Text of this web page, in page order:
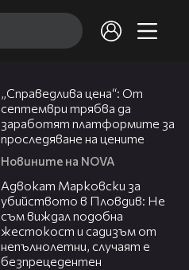
„Справедлива цена“: От
септември трябва да
заработят платформите за
проследяване на цените
Новините на NOVA
Адвокат Марковски за
убийството в Пловдив: Не
съм виждал подобна
жестокост и садизъм от
непълнолетни, случаят е
безпрецедентен